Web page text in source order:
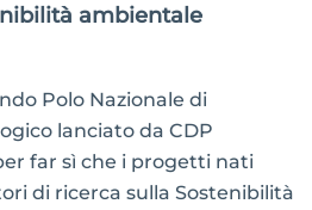
ambientale
Polo Nazionale di
lanciato da CDP
far sì che i progetti nati
di ricerca sulla Sostenibilità